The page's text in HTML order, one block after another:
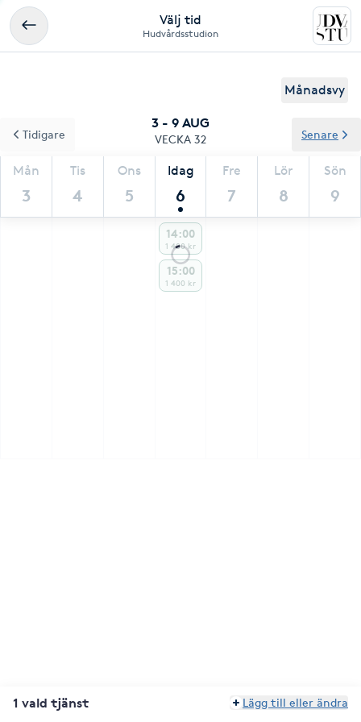
Välj tid
Hudvårdsstudion
Månadsvy
3 - 9 AUG
VECKA 32
Mån
3
Tis
4
Ons
5
Idag
6
Fre
7
Lör
8
Sön
9
Tidigare Senare
14:00
1 400 kr
15:00
1 400 kr
1 vald tjänst Lägg till eller ändra